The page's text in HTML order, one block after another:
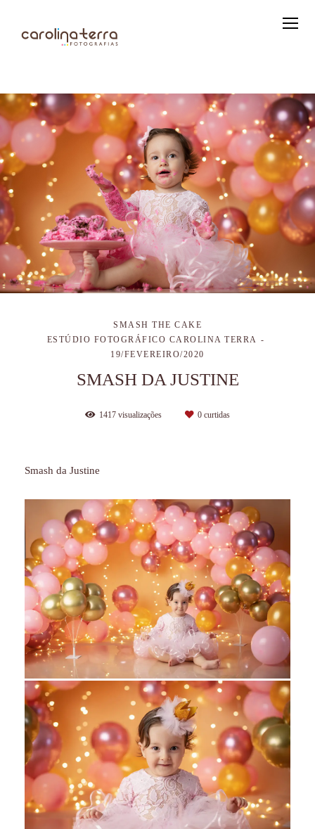
SMASH THE CAKE
ESTÚDIO FOTOGRÁFICO CAROLINA TERRA
19/FEVEREIRO/2020
SMASH DA JUSTINE
1417 visualizações 0 curtidas
Smash da Justine